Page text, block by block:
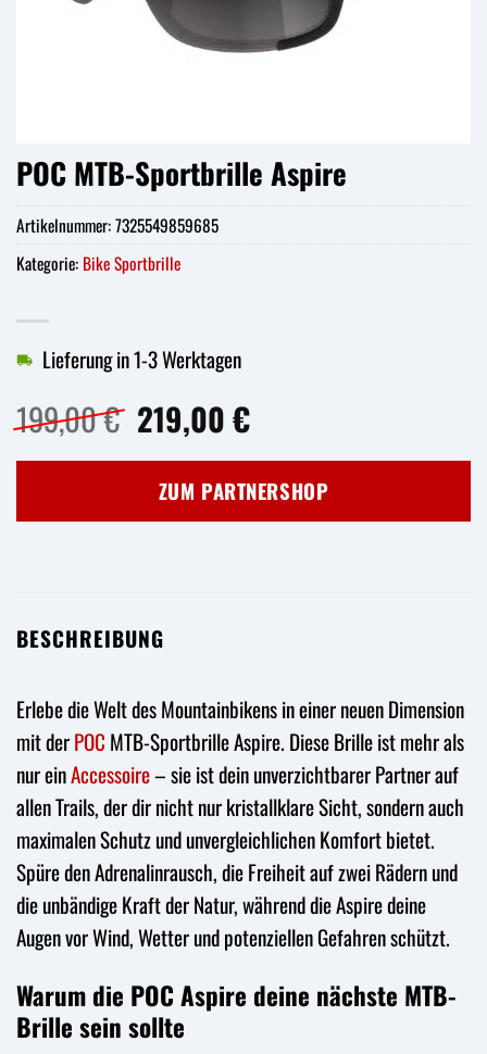
POC MTB-Sportbrille Aspire
199,00€ Ursprünglicher
Preis
war:
199,00 €
219,00€Aktueller
ist:
219,00 €.
Lieferung in 1-3 Werktagen
ZUM PARTNERSHOP
Artikelnummer:7325549859685
Kategorie: Bike Sportbrille
BESCHREIBUNG
Erlebe die Welt des Mountainbikens in einer neuen Dimension
mit derPOC MTB-Sportbrille Aspire. Diese Brille ist mehr als
nur einAccessoire– sie ist dein unverzichtbarer Partner auf
allen Trails, der dir nicht nur kristallklare Sicht, sondern auch
maximalen Schutz und unvergleichlichen Komfort bietet.
Spüre den Adrenalinrausch, die Freiheit auf zwei Rädern und
die unbändige Kraft der Natur, während die Aspire deine
Augen vor Wind, Wetter und potenziellen Gefahren schützt.
Warum die POC Aspire deine nächste MTB-
Brille sein sollte